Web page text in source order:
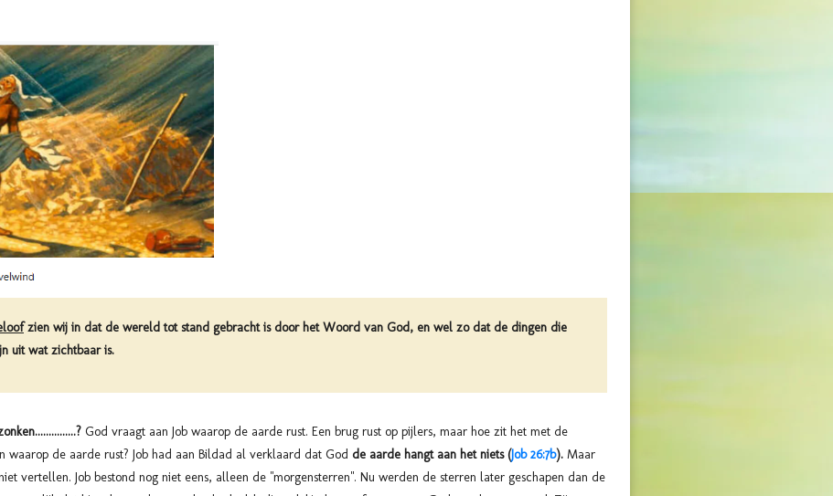
zien wij in dat de wereld tot stand gebracht is door het Woord van God, en wel zo dat de dingen die
uit wat zichtbaar is.
God vraagt aan Job waarop de aarde rust. Een brug rust op pijlers, maar hoe zit het met de
waarop de aarde rust? Job had aan Bildad al verklaard dat God de aarde hangt aan het niets (Job 26:7b). Maar
vertellen. Job bestond nog niet eens, alleen de "morgensterren". Nu werden de sterren later geschapen dan de